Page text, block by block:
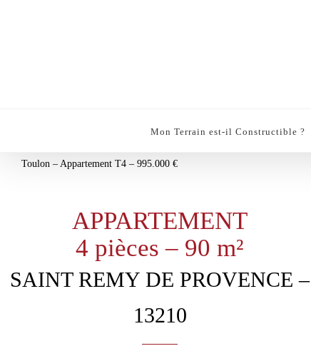
Mon Terrain est-il Constructible ?
Toulon – Appartement T4 – 995.000 €
APPARTEMENT
4 pièces – 90 m²
SAINT REMY DE PROVENCE –
13210